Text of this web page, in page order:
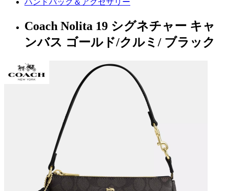
Coach Nolita 19 シグネチャー キャ
ンバス ゴールド/クルミ/ ブラック